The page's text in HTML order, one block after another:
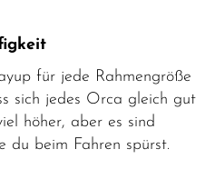
für jede Rahmengröße
sich jedes Orca gleich gut
höher, aber es sind
du beim Fahren spürst.